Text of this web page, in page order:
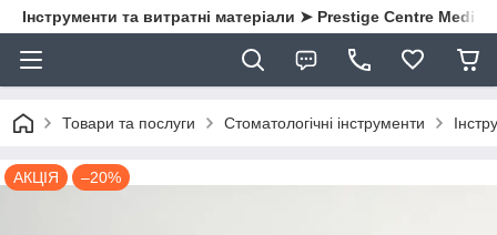
Інструменти та витратні матеріали ➤ Prestige Centre Medical
Товари та послуги Стоматологічні інструменти
АКЦІЯ –20%